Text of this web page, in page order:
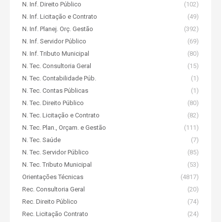
N. Inf. Direito Público
(102)
N. Inf. Licitação e Contrato
(49)
N. Inf. Planej. Orç. Gestão
(392)
N. Inf. Servidor Público
(69)
N. Inf. Tributo Municipal
(80)
N. Tec. Consultoria Geral
(15)
N. Tec. Contabilidade Púb.
(1)
N. Tec. Contas Públicas
(1)
N. Tec. Direito Público
(80)
N. Tec. Licitação e Contrato
(82)
N. Tec. Plan., Orçam. e Gestão
(111)
N. Tec. Saúde
(7)
N. Tec. Servidor Público
(85)
N. Tec. Tributo Municipal
(53)
Orientações Técnicas
(4817)
Rec. Consultoria Geral
(20)
Rec. Direito Público
(74)
Rec. Licitação Contrato
(24)